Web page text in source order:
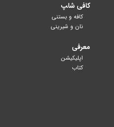
کافی شا‍پ
کافه و بستنی
نان و شیرینی
معرفی
اپلیکیشن
کتاب